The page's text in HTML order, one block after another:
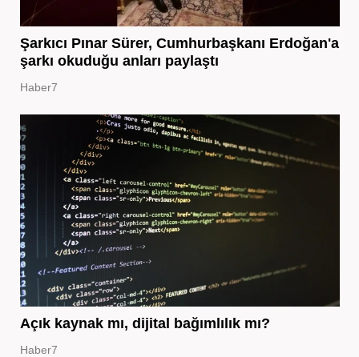
Şarkıcı Pınar Sürer, Cumhurbaşkanı Erdoğan'a
şarkı okuduğu anları paylaştı
Haber7
Açık kaynak mı, dijital bağımlılık mı?
Haber7